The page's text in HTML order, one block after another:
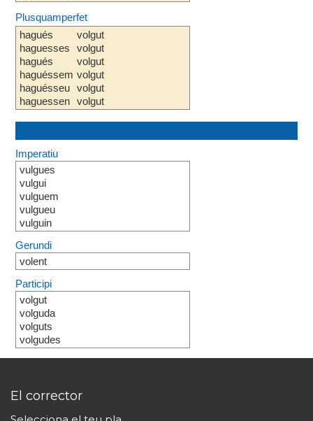
Plusquamperfet
hagués
haguesses
hagués
haguéssem
haguésseu
haguessen
volgut
volgut
volgut
volgut
volgut
volgut
Imperatiu
vulgues
vulgui
vulguem
vulgueu
vulguin
Gerundi
volent
Participi
volgut
volguda
volguts
volgudes
El corrector